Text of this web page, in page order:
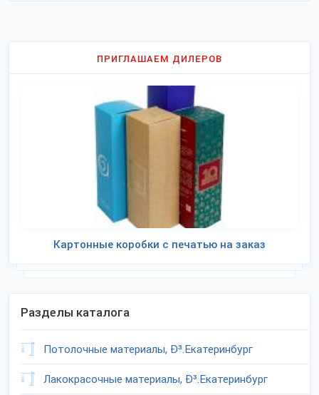
ПРИГЛАШАЕМ ДИЛЕРОВ
Картонные коробки с печатью на заказ
Разделы каталога
Потолочные материалы, Ð³.Екатеринбург
Лакокрасочные материалы, Ð³.Екатеринбург